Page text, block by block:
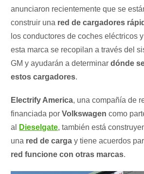
anunciaron recientemente que se
construir una red de cargadores
los conductores de coches eléctricos
esta marca se recopilan a través del
GM y ayudarán a determinardónde
estos cargadores.
Electrify America, una compañía de
financiada porVolkswagen como
al
Dieselgate, también está
una red de carga y tiene acuerdos
red funcione con otras marcas.